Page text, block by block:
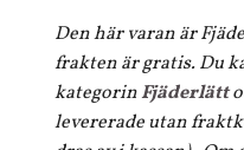
Den här varan är
frakten är gratis. Du
kategorinFjäderlätt
levererade utan